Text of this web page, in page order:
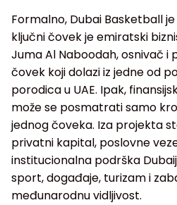
Formalno, Dubai Basketball
ključni čovek je emiratski
Juma Al Naboodah, osnivač i
čovek koji dolazi iz jedne od
porodica u UAE. Ipak,
može se posmatrati samo
jednog čoveka. Iza projekta
privatni kapital, poslovne
institucionalna podrška
sport, događaje, turizam i
međunarodnu vidljivost.